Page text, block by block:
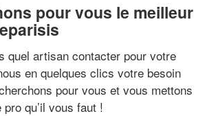
pour vous le meilleur
quel artisan contacter pour votre
en quelques clics votre besoin
pour vous et vous mettons
qu’il vous faut !